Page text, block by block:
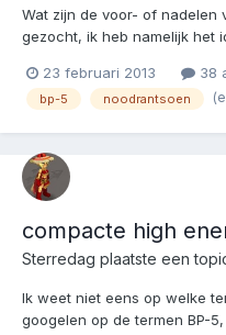
Wat zijn de voor- of nadelen
gezocht, ik heb namelijk het
iemand iets aanraden? Ik
BP-5: 24 pakjes voor...
23 februari 2013 38
bp-5 noodrantsoen
compacte high
Sterredag plaatste een
Ik weet niet eens op welke
googelen op de termen BP-